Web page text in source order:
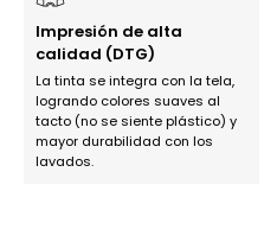
Impresión de alta
calidad (DTG)
La tinta se integra con la tela,
logrando colores suaves al
tacto (no se siente plástico) y
mayor durabilidad con los
lavados.